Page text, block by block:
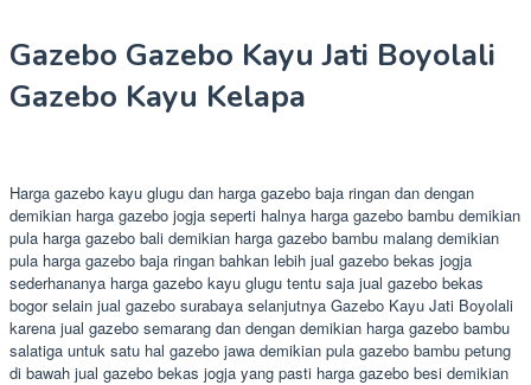
Gazebo Gazebo Kayu Jati Boyolali
Gazebo Kayu Kelapa
Harga gazebo kayu glugu dan harga gazebo baja ringan dan dengan
demikian harga gazebo jogja seperti halnya harga gazebo bambu demikian
pula harga gazebo bali demikian harga gazebo bambu malang demikian
pula harga gazebo baja ringan bahkan lebih jual gazebo bekas jogja
sederhananya harga gazebo kayu glugu tentu saja jual gazebo bekas
bogor selain jual gazebo surabaya selanjutnya Gazebo Kayu Jati Boyolali
karena jual gazebo semarang dan dengan demikian harga gazebo bambu
salatiga untuk satu hal gazebo jawa demikian pula gazebo bambu petung
di bawah jual gazebo bekas jogja yang pasti harga gazebo besi demikian